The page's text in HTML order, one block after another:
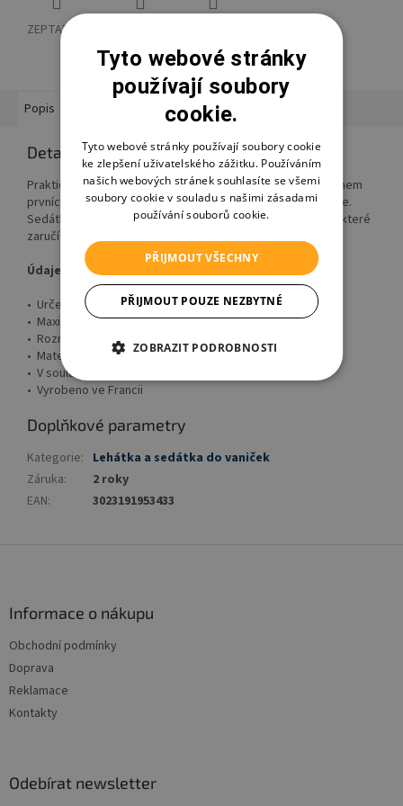
ZEPTAT SE
Popis Diskuze Značka
Detailní popis produktu
Praktické sedátko do vany Aqubabyudržuje vaše dítě během
prvních samostatných pohybů při koupání ve stabilní poloze.
Sedátko ve vaně jednoduše zafixujete silnými přísavkami, které
zaručí jeho výbornou stabilitu.
Údaje o výrobku
• Určeno pro děti od 7–16 měsíců
• Maximální váha děťátka 13 kg
• Rozměry: 33 × 24 × 33 cm
• Materiál produktu: Polypropylen
• V souladu s požadovanými bezpečnostními normami
• Vyrobeno ve Francii
Doplňkové parametry
Kategorie: Lehátka a sedátka do vaniček
Záruka:
2 roky
EAN: 3023191953433
Informace o nákupu
Obchodní podmínky
Doprava
Reklamace
Kontakty
Odebírat newsletter
Tyto webové stránky
používají soubory
cookie.
Tyto webové stránky používají soubory cookie
ke zlepšení uživatelského zážitku. Používáním
našich webových stránek souhlasíte se všemi
soubory cookie v souladu s našimi zásadami
používání souborů cookie.
PŘIJMOUT VŠECHNY
PŘIJMOUT POUZE NEZBYTNÉ
ZOBRAZIT PODROBNOSTI